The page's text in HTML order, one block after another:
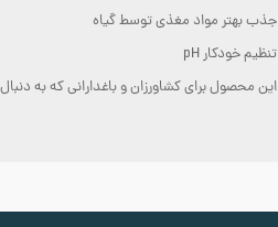
جذب بهتر مواد مغذی توسط گیاه
تنظیم خودکار pH
این محصول برای کشاورزان و باغدارانی که به